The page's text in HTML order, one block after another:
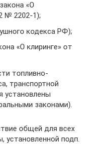
«О
№ 2202-1);
кодекса РФ);
«О клиринге» от
топливно-
транспортной
установлены
законами).
общей для всех
установленной подп.